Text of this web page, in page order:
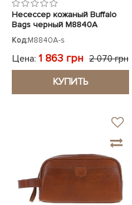
Несессер кожаный Buffalo
Bags черный M8840A
Код:M8840A-s
Цена: 1 863 грн 2 070 грн
КУПИТЬ